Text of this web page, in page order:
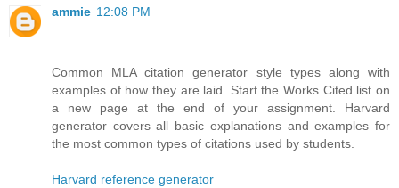
ammie 12:08 PM
Common MLA citation generator style types along with
examples of how they are laid. Start the Works Cited list on
a new page at the end of your assignment. Harvard
generator covers all basic explanations and examples for
the most common types of citations used by students.
Harvard reference generator